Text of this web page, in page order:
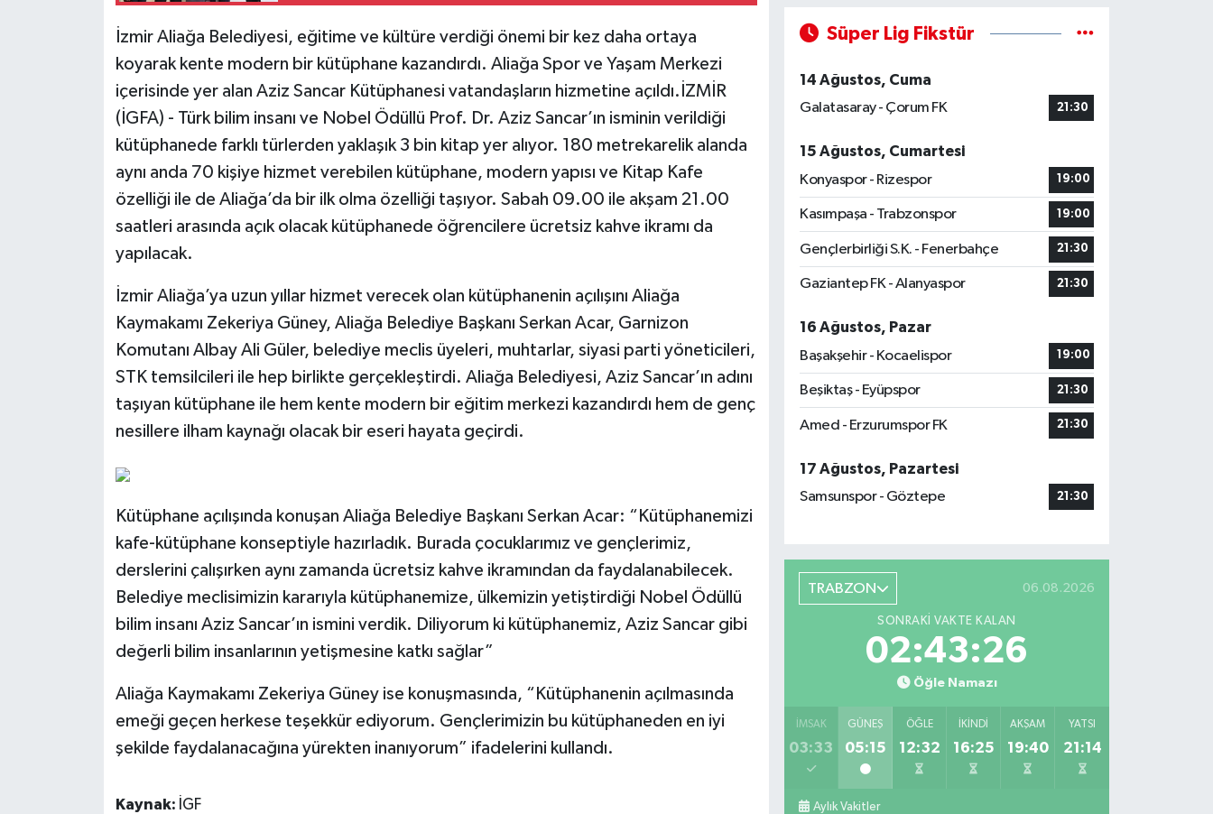
İzmir Aliağa Belediyesi, eğitime ve kültüre verdiği önemi bir kez daha ortaya
koyarak kente modern bir kütüphane kazandırdı. Aliağa Spor ve Yaşam Merkezi
içerisinde yer alan Aziz Sancar Kütüphanesi vatandaşların hizmetine açıldı.İZMİR
(İGFA) - Türk bilim insanı ve Nobel Ödüllü Prof. Dr. Aziz Sancar’ın isminin verildiği
kütüphanede farklı türlerden yaklaşık 3 bin kitap yer alıyor. 180 metrekarelik alanda
aynı anda 70 kişiye hizmet verebilen kütüphane, modern yapısı ve Kitap Kafe
özelliği ile de Aliağa’da bir ilk olma özelliği taşıyor. Sabah 09.00 ile akşam 21.00
saatleri arasında açık olacak kütüphanede öğrencilere ücretsiz kahve ikramı da
yapılacak.
İzmir Aliağa’ya uzun yıllar hizmet verecek olan kütüphanenin açılışını Aliağa
Kaymakamı Zekeriya Güney, Aliağa Belediye Başkanı Serkan Acar, Garnizon
Komutanı Albay Ali Güler, belediye meclis üyeleri, muhtarlar, siyasi parti yöneticileri,
STK temsilcileri ile hep birlikte gerçekleştirdi. Aliağa Belediyesi, Aziz Sancar’ın adını
taşıyan kütüphane ile hem kente modern bir eğitim merkezi kazandırdı hem de genç
nesillere ilham kaynağı olacak bir eseri hayata geçirdi.
Kütüphane açılışında konuşan Aliağa Belediye Başkanı Serkan Acar: “Kütüphanemizi
kafe-kütüphane konseptiyle hazırladık. Burada çocuklarımız ve gençlerimiz,
derslerini çalışırken aynı zamanda ücretsiz kahve ikramından da faydalanabilecek.
Belediye meclisimizin kararıyla kütüphanemize, ülkemizin yetiştirdiği Nobel Ödüllü
bilim insanı Aziz Sancar’ın ismini verdik. Diliyorum ki kütüphanemiz, Aziz Sancar gibi
değerli bilim insanlarının yetişmesine katkı sağlar”
Aliağa Kaymakamı Zekeriya Güney ise konuşmasında, “Kütüphanenin açılmasında
emeği geçen herkese teşekkür ediyorum. Gençlerimizin bu kütüphaneden en iyi
şekilde faydalanacağına yürekten inanıyorum” ifadelerini kullandı.
Kaynak: İGF
Süper Lig Fikstür
14 Ağustos, Cuma
Galatasaray - Çorum FK
21:30
15 Ağustos, Cumartesi
Konyaspor - Rizespor
19:00
Kasımpaşa - Trabzonspor 19:00
Gençlerbirliği S.K. - Fenerbahçe 21:30
Gaziantep FK - Alanyaspor 21:30
16 Ağustos, Pazar
Başakşehir - Kocaelispor
19:00
Beşiktaş - Eyüpspor 21:30
Amed - Erzurumspor FK 21:30
17 Ağustos, Pazartesi
Samsunspor - Göztepe
21:30
TRABZON 06.08.2026
SONRAKI VAKTE KALAN
02:43:25
Öğle Namazı
İMSAK
03:33
GÜNEŞ
05:15
ÖĞLE
12:32
İKINDI
16:25
AKŞAM
19:40
YATSI
21:14
Aylık Vakitler